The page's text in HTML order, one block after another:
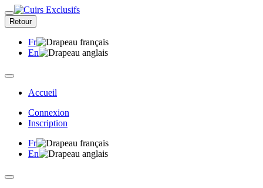
Retour
Fr
En
Accueil
Connexion
Inscription
Fr
En